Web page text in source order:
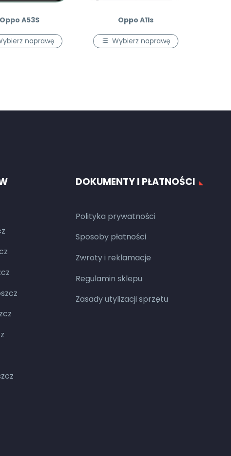
Oppo A53S
naprawę
Oppo A11s
Wybierz naprawę
DOKUMENTY I PŁATNOŚCI
Polityka prywatności
Sposoby płatności
Zwroty i reklamacje
Regulamin sklepu
Zasady utylizacji sprzętu